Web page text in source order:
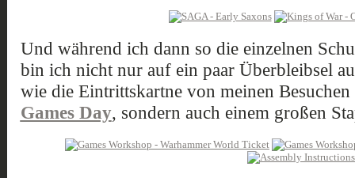
Und während ich dann so die einzelnen
bin ich nicht nur auf ein paar Überbleibsel
wie die Eintrittskartne von meinen
Games Day, sondern auch einem großen